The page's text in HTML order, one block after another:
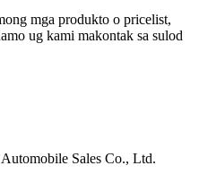
mga produkto o pricelist,
ug kami makontak sa sulod
Sales Co., Ltd.